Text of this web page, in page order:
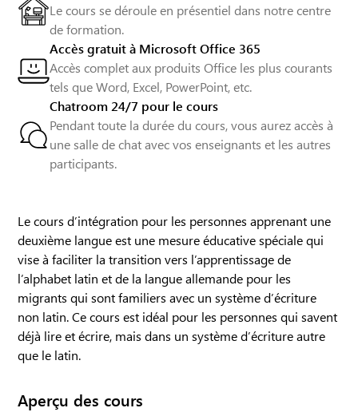
Le cours se déroule en présentiel dans notre centre
de formation.
Accès gratuit à Microsoft Office 365
Accès complet aux produits Office les plus courants
tels que Word, Excel, PowerPoint, etc.
Chatroom 24/7 pour le cours
Pendant toute la durée du cours, vous aurez accès à
une salle de chat avec vos enseignants et les autres
participants.
Le cours d’intégration pour les personnes apprenant une
deuxième langue est une mesure éducative spéciale qui
vise à faciliter la transition vers l’apprentissage de
l’alphabet latin et de la langue allemande pour les
migrants qui sont familiers avec un système d’écriture
non latin. Ce cours est idéal pour les personnes qui savent
déjà lire et écrire, mais dans un système d’écriture autre
que le latin.
Aperçu des cours